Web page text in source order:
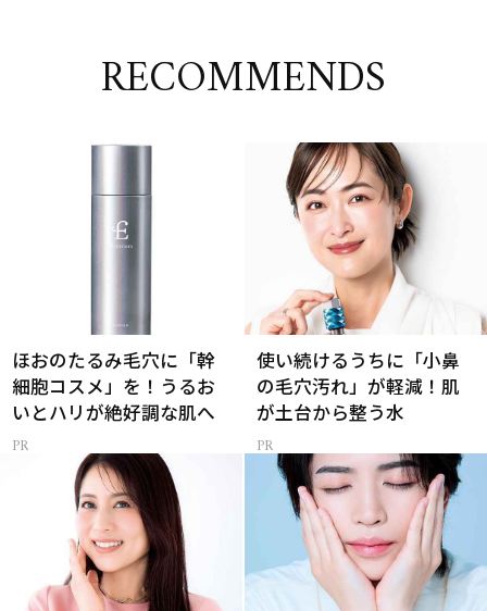
RECOMMENDS
ほおのたるみ毛穴に「幹
細胞コスメ」を！うるお
いとハリが絶好調な肌へ
使い続けるうちに「小鼻
の毛穴汚れ」が軽減！肌
が土台から整う水